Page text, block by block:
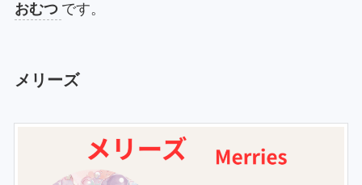
おむつ です。
メリーズ